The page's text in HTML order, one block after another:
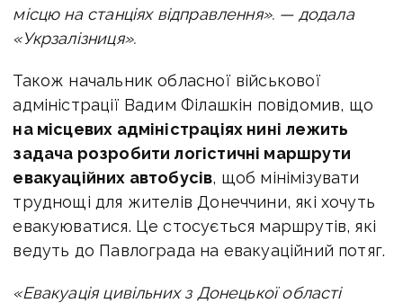
місцю на станціях відправлення». — додала
«Укрзалізниця».
Також начальник обласної військової
адміністрації Вадим Філашкін повідомив, що
на місцевих адміністраціях нині лежить
задача розробити логістичні маршрути
евакуаційних автобусів, щоб мінімізувати
труднощі для жителів Донеччини, які хочуть
евакуюватися. Це стосується маршрутів, які
ведуть до Павлограда на евакуаційний потяг.
«Евакуація цивільних з Донецької області